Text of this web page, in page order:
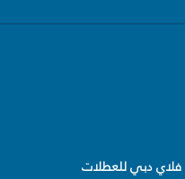
فلاي دبي للعطلات